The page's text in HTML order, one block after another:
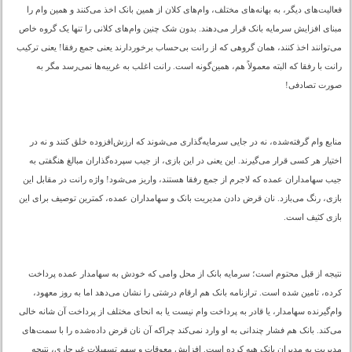
فعالیت‌های دیگر، به بهانه‌های مختلف، وام‌های کلان از همین بانک اخذ می‌کنند و همین وام را
مبنای افزایش سرمایه بانک قرار می‌دهند. بدون شک چنین وام‌های کلانی را تنها یک گروه خاص
می‌توانند اخذ کنند، همان گروهی که از رانت بی‌حساب برخوردارند یعنی جمع رفقا! یعنی ترکیب
رانت با رفقا که البته معمولاً هم، همین‌گونه است. رانت اغلب به غریبه‌ها نمی‌رسد مگر به
صورت تصادفی!
منابع وام گرفته‌شده، نه در جایی سرمایه‌گذاری می‌شوند که ارزش‌افزوده خلق کنند و نه در
اختیار هر کسی قرار می‌گیرند. این یعنی در این بازی، از جیب سپرده‌گذاران مبالغ هنگفتی به
جیب سهامداران عمده که لاجرم از جمع رفقا هستند، واریز می‌شود! واژه رانت در مقابل این
بازی، رنگ می‌بازد. نان قرض دادن مدیریت بانک و سهامداران عمده، کمترین توصیف برای این
بازی کثیف است.
نتیجه از قبل محتوم است؛ سرمایه بانک از محل وامی که خودش به سهامدار عمده پرداخت
کرده، تامین شده است. ترازنامه بانک هم ارقام درشتی را نشان می‌دهد اما به ‌روز معهود،
وام‌گیرنده سهامدار، یا قادر به پرداخت وام نیست یا به انحای مختلف از پرداخت آن شانه خالی
می‌کند. بانک هم فشار چندانی به او وارد نمی‌کند چراکه آن نان قرض داده‌شده را با سمت‌های
مدیریت به مدیران بانک هبه کرده است. افزایش معوقات و سهم تسهیلات غیرجاری، نتیجه